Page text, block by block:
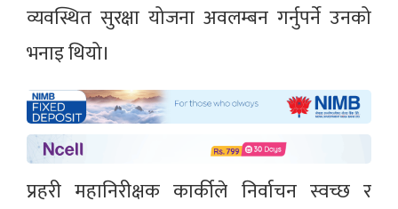
व्यवस्थित सुरक्षा योजना अवलम्बन गर्नुपर्ने उनको
भनाइ थियो।
प्रहरी महानिरीक्षक कार्कीले निर्वाचन स्वच्छ र